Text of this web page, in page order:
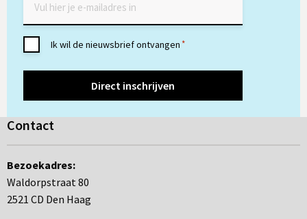
Toestemming
Ik wil de nieuwsbrief ontvangen*
Contact
Bezoekadres:
Waldorpstraat 80
2521 CD Den Haag